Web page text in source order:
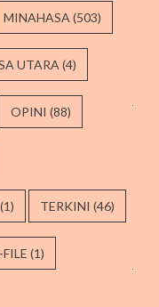
MINAHASA (503)
UTARA (4)
OPINI (88)
(1) TERKINI (46)
FILE (1)